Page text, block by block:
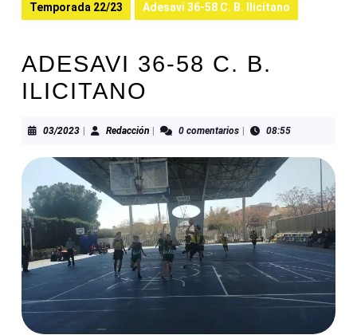
Temporada 22/23 Adesavi 36-58 C. B. Ilicitano
ADESAVI 36-58 C. B.
ILICITANO
03/202303/2023RedacciónRedacción0 comentarios 08:55